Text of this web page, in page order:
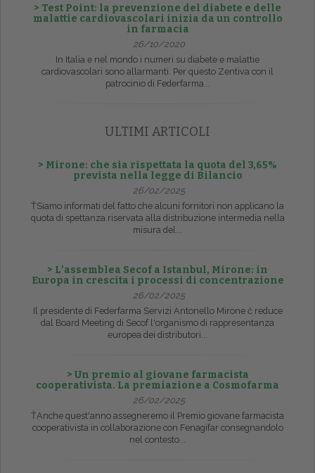
> Test Point: la prevenzione del diabete e delle
malattie cardiovascolari inizia da un controllo
in farmacia
26/10/2020
In Italia e nel mondo i numeri su diabete e malattie
cardiovascolari sono allarmanti. Per questo Zentiva con il
patrocinio di Federfarma...
ULTIMI ARTICOLI
> Mirone: che sia rispettata la quota del 3,65%
prevista nella legge di Bilancio
26/02/2025
ŤSiamo informati del fatto che alcuni fornitori non applicano la
quota di spettanza riservata alla distribuzione intermedia nella
misura del...
> L’assemblea Secof a Istanbul, Mirone: in
Europa in crescita i processi di concentrazione
26/02/2025
Il presidente di Federfarma Servizi Antonello Mirone č reduce
dal Board Meeting di Secof l'organismo di rappresentanza
europea dei distributori...
> Un premio al giovane farmacista
cooperativista. La premiazione a Cosmofarma
26/02/2025
ŤAnche quest'anno assegneremo il Premio giovane farmacista
cooperativista in collaborazione con Fenagifar consegnandolo
nel contesto...